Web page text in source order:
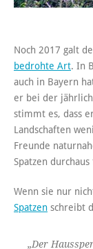
Noch 2017 galt
bedrohte Art. In
auch in Bayern
er bei der
stimmt es, dass
Landschaften
Freunde
Spatzen
Wenn sie nur
Spatzen schreibt
„Der